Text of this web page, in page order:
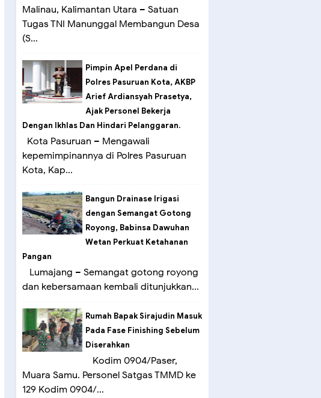
Malinau, Kalimantan Utara – Satuan
Tugas TNI Manunggal Membangun Desa
(S...
Pimpin Apel Perdana di
Polres Pasuruan Kota, AKBP
Arief Ardiansyah Prasetya,
Ajak Personel Bekerja
Dengan Ikhlas Dan Hindari Pelanggaran.
Kota Pasuruan – Mengawali
kepemimpinannya di Polres Pasuruan
Kota, Kap...
Bangun Drainase Irigasi
dengan Semangat Gotong
Royong, Babinsa Dawuhan
Wetan Perkuat Ketahanan
Pangan
Lumajang – Semangat gotong royong
dan kebersamaan kembali ditunjukkan...
Rumah Bapak Sirajudin Masuk
Pada Fase Finishing Sebelum
Diserahkan
Kodim 0904/Paser,
Muara Samu. Personel Satgas TMMD ke
129 Kodim 0904/...